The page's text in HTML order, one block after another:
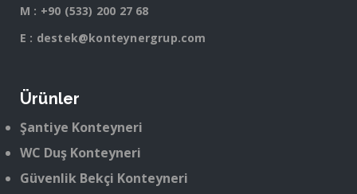
M : +90 (533) 200 27 68
E : destek@konteynergrup.com
Ürünler
Şantiye Konteyneri
WC Duş Konteyneri
Güvenlik Bekçi Konteyneri